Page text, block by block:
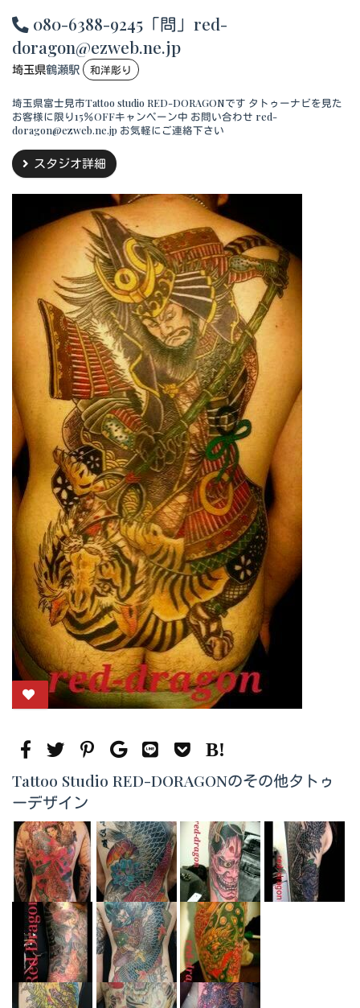
080-6388-9245「問」red-
doragon@ezweb.ne.jp
埼玉県鶴瀬駅 和洋彫り
埼玉県富士見市Tattoo studio RED-DORAGONです タトゥーナビを見た
お客様に限り15％OFFキャンペーン中 お問い合わせ red-
doragon@ezweb.ne.jp お気軽にご連絡下さい
スタジオ詳細
Tattoo Studio RED-DORAGONのその他タトゥ
ーデザイン